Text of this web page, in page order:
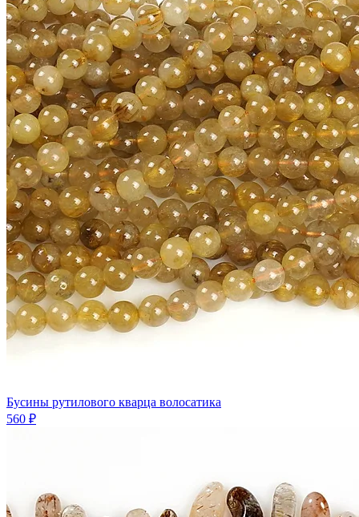
Бусины рутилового кварца волосатика
560 ₽